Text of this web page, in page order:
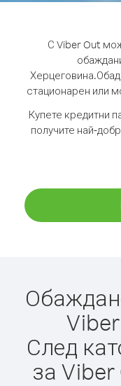
С Viber Out
Херцеговина.
стационарен или
Купете кредитни
получите най-
След
за